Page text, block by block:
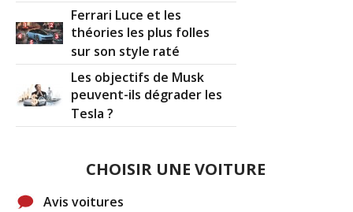
Ferrari Luce et les
théories les plus folles
sur son style raté
Les objectifs de Musk
peuvent-ils dégrader les
Tesla ?
CHOISIR UNE VOITURE
Avis voitures